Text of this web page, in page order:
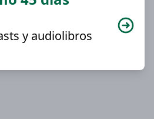
y audiolibros